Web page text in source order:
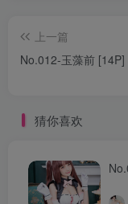
上一篇
No.012-玉藻前 [14P]
猜你喜欢